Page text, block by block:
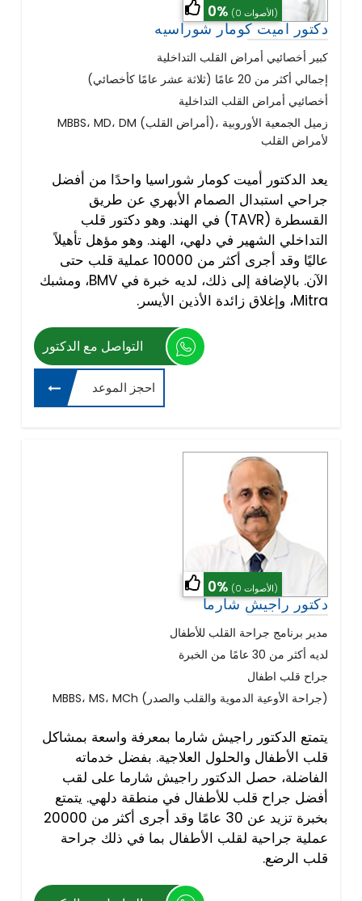
0% (0 الأصوات)
دكتور اميت كومار شوراسيه
كبير أخصائيي أمراض القلب التداخلية
إجمالي أكثر من 20 عامًا (ثلاثة عشر عامًا كأخصائي)
أخصائيي أمراض القلب التداخلية
MBBS، MD، DM (أمراض القلب)، زميل الجمعية الأوروبية
لأمراض القلب
يعد الدكتور أميت كومار شوراسيا واحدًا من أفضل
جراحي استبدال الصمام الأبهري عن طريق
القسطرة (TAVR) في الهند. وهو دكتور قلب
التداخلي الشهير في دلهي، الهند. وهو مؤهل تأهيلاً
عاليًا وقد أجرى أكثر من 10000 عملية قلب حتى
الآن. بالإضافة إلى ذلك، لديه خبرة في BMV، ومشبك
Mitra، وإغلاق زائدة الأذين الأيسر.
التواصل مع الدكتور
احجز الموعد
0% (0 الأصوات)
دكتور راجيش شارما
مدير برنامج جراحة القلب للأطفال
لديه أكثر من 30 عامًا من الخبرة
جراح قلب اطفال
MBBS، MS، MCh (جراحة الأوعية الدموية والقلب والصدر)
يتمتع الدكتور راجيش شارما بمعرفة واسعة بمشاكل
قلب الأطفال والحلول العلاجية. بفضل خدماته
الفاضلة، حصل الدكتور راجيش شارما على لقب
أفضل جراح قلب للأطفال في منطقة دلهي. يتمتع
بخبرة تزيد عن 30 عامًا وقد أجرى أكثر من 20000
عملية جراحية لقلب الأطفال بما في ذلك جراحة
قلب الرضع.